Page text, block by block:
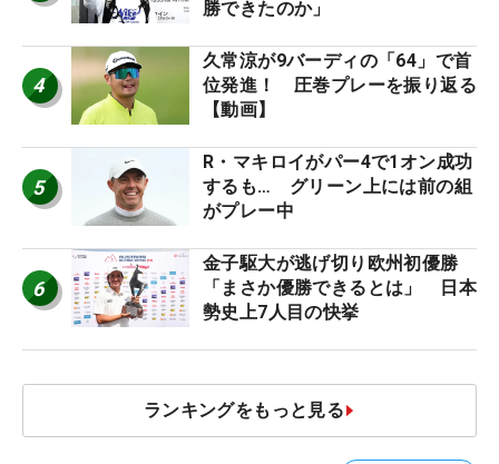
勝できたのか」
4
久常涼が9バーディの「64」で首
位発進！ 圧巻プレーを振り返る
【動画】
5
R・マキロイがパー4で1オン成功
するも… グリーン上には前の組
がプレー中
6
金子駆大が逃げ切り欧州初優勝
「まさか優勝できるとは」 日本
勢史上7人目の快挙
ランキングをもっと見る